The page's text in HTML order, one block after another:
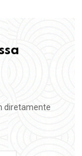
diretamente